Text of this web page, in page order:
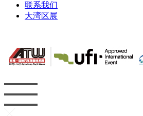
联系我们
大湾区展